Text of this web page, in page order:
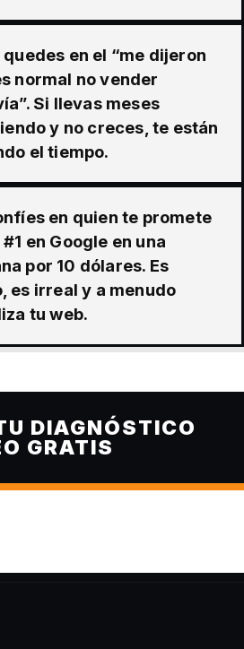
quedes en el “me dijeron
normal no vender
Si llevas meses
y no creces, te están
el tiempo.
en quien te promete
en Google en una
por 10 dólares. Es
es irreal y a menudo
tu web.
DIAGNÓSTICO
GRATIS